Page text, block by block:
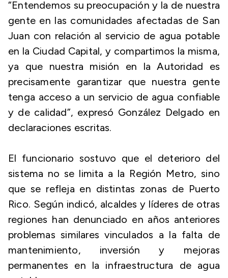
“Entendemos su preocupación y la de nuestra
gente en las comunidades afectadas de San
Juan con relación al servicio de agua potable
en la Ciudad Capital, y compartimos la misma,
ya que nuestra misión en la Autoridad es
precisamente garantizar que nuestra gente
tenga acceso a un servicio de agua confiable
y de calidad”, expresó González Delgado en
declaraciones escritas.
El funcionario sostuvo que el deterioro del
sistema no se limita a la Región Metro, sino
que se refleja en distintas zonas de Puerto
Rico. Según indicó, alcaldes y líderes de otras
regiones han denunciado en años anteriores
problemas similares vinculados a la falta de
mantenimiento, inversión y mejoras
permanentes en la infraestructura de agua